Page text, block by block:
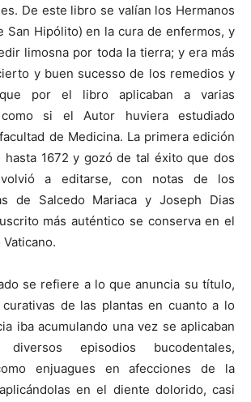
De este libro se valían los Hermanos
San Hipólito) en la cura de enfermos, y
limosna por toda la tierra; y era más
y buen sucesso de los remedios y
que por el libro aplicaban a varias
como si el Autor huviera estudiado
de Medicina. La primera edición
hasta 1672 y gozó de tal éxito que dos
a editarse, con notas de los
de Salcedo Mariaca y Joseph Dias
más auténtico se conserva en el
se refiere a lo que anuncia su título,
de las plantas en cuanto a lo
iba acumulando una vez se aplicaban
episodios bucodentales,
enjuagues en afecciones de la
en el diente dolorido, casi